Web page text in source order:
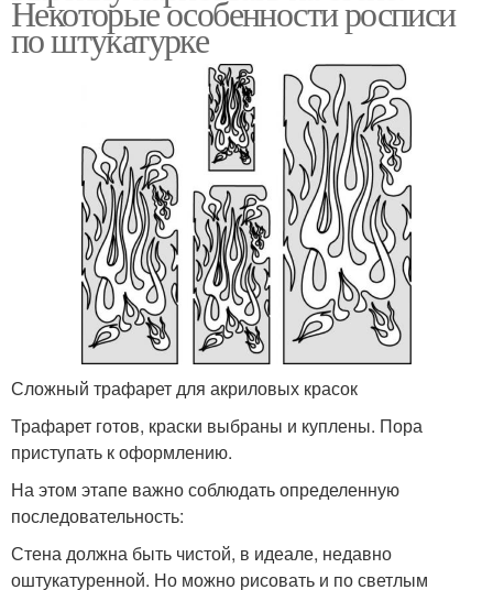
Некоторые особенности росписи
по штукатурке
Сложный трафарет для акриловых красок
Трафарет готов, краски выбраны и куплены. Пора
приступать к оформлению.
На этом этапе важно соблюдать определенную
последовательность:
Стена должна быть чистой, в идеале, недавно
оштукатуренной. Но можно рисовать и по светлым